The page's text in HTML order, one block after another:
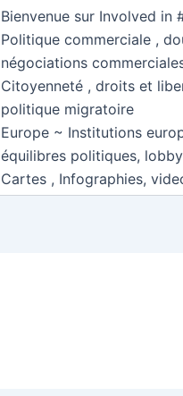
Bienvenue sur Involved in
Politique commerciale ,
négociations
Citoyenneté , droits et
politique migratoire
Europe ~ Institutions
équilibres politiques,
Cartes , Infographies,